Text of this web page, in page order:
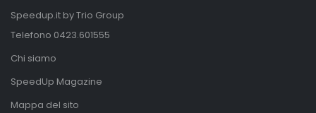
Speedup.it by Trio Group
Telefono 0423.601555
Chi siamo
SpeedUp Magazine
Mappa del sito